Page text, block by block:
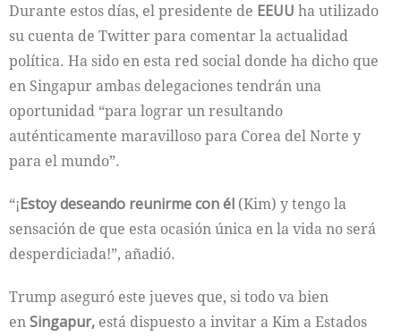
Durante estos días, el presidente de EEUU ha utilizado
su cuenta de Twitter para comentar la actualidad
política. Ha sido en esta red social donde ha dicho que
en Singapur ambas delegaciones tendrán una
oportunidad “para lograr un resultando
auténticamente maravilloso para Corea del Norte y
para el mundo”.
“¡Estoy deseando reunirme con él (Kim) y tengo la
sensación de que esta ocasión única en la vida no será
desperdiciada!”, añadió.
Trump aseguró este jueves que, si todo va bien
enSingapur, está dispuesto a invitar a Kim a Estados